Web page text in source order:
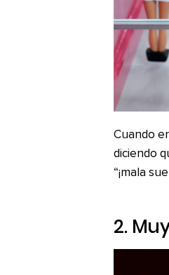
Cuando
diciendo
“¡mala
2.